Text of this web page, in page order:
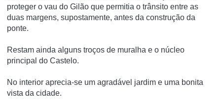
proteger o vau do Gilão que permitia o trânsito entre as
duas margens, supostamente, antes da construção da
ponte.
Restam ainda alguns troços de muralha e o núcleo
principal do Castelo.
No interior aprecia-se um agradável jardim e uma bonita
vista da cidade.